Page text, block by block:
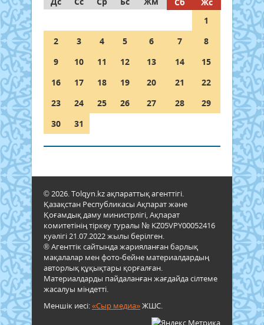
1
2
3 4 5 6 7
8
9
10 11 12 13 14
15
16
17 18 19 20 21
22
23
24 25 26 27 28
29
30
31
© 2026. Tolqyn.kz ақпараттық агенттігі.
Қазақстан Республикасы Ақпарат және
Қоғамдық даму министрлігі, Ақпарат
комитетінің тіркеу туралы № KZ05VPY00052416
куәлігі 21.07.2022 жылы берілген.
® Агенттік сайтында жарияланған барлық
мақалалар мен фото-бейне материалдардың
авторлық құқықтары қорғалған.
Материалдарды пайдаланған жағдайда сілтеме
жасалуы міндетті.
Меншік иесі:«Сыр медиа»ЖШС.